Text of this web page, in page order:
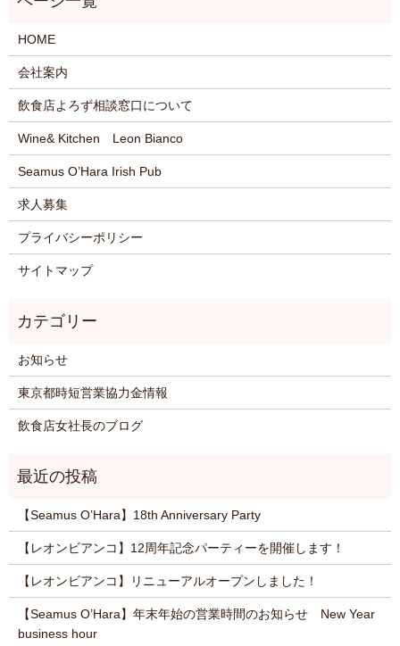
HOME
会社案内
飲食店よろず相談窓口について
Wine& Kitchen Leon Bianco
Seamus O’Hara Irish Pub
求人募集
プライバシーポリシー
サイトマップ
お知らせ
東京都時短営業協力金情報
飲食店女社長のブログ
【Seamus O’Hara】18th Anniversary Party
【レオンビアンコ】12周年記念パーティーを開催します！
【レオンビアンコ】リニューアルオープンしました！
【Seamus O’Hara】年末年始の営業時間のお知らせ New Year
business hour